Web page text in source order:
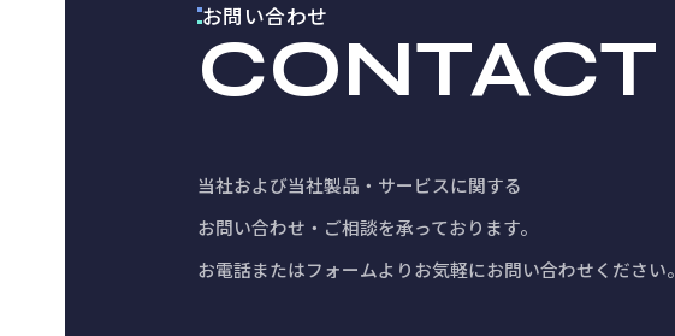
お問い合わせ
CONTACT
当社および当社製品・サービスに関する
お問い合わせ・ご相談を承っております。
お電話またはフォームよりお気軽にお問い合わせください。